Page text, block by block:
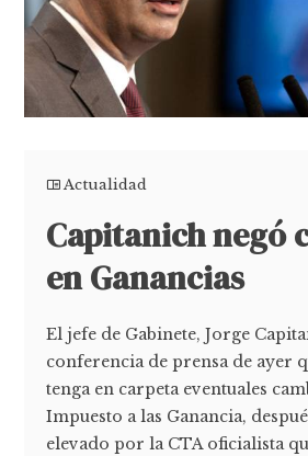
Actualidad
Capitanich negó
en Ganancias
El jefe de Gabinete, Jorge
conferencia de prensa de ayer
tenga en carpeta eventuales
Impuesto a las Ganancia,
elevado por la CTA oficialista